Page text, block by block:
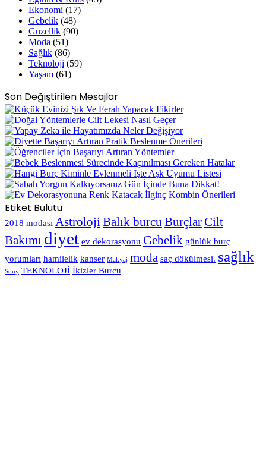
Ekonomi (17)
Gebelik (48)
Güzellik (90)
Moda (51)
Sağlık (86)
Teknoloji (59)
Yaşam (61)
Son Değiştirilen Mesajlar
Etiket Bulutu
2018 modası Astroloji Balık burcu BurçlarCilt
Bakımı diyet ev dekorasyonu Gebelik günlük burç
yorumları hamilelik kanser Makyaj moda saç dökülmesi. sağlık
Sony TEKNOLOJİ İkizler Burcu